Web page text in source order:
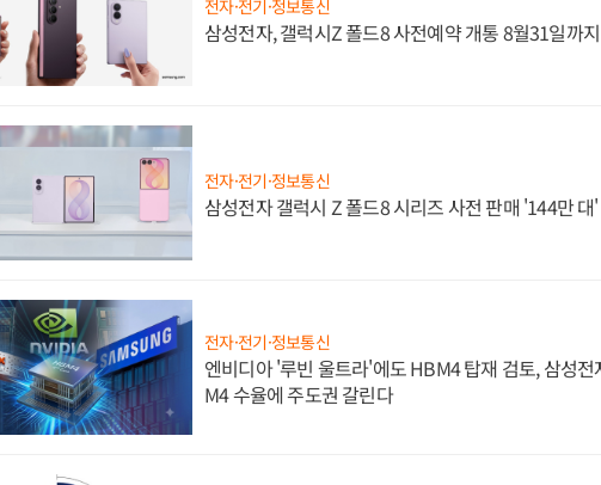
전자·전기·정보통신
삼성전자, 갤럭시Z 폴드8 사전예약 개통 8월31일까
전자·전기·정보통신
삼성전자 갤럭시 Z 폴드8 시리즈 사전 판매 '144만 대
전자·전기·정보통신
엔비디아 '루빈 울트라'에도 HBM4 탑재 검토, 삼성전
M4 수율에 주도권 갈린다